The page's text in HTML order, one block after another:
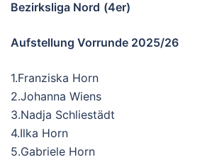
Bezirksliga Nord (4er)
Aufstellung Vorrunde 2025/26
1.Franziska Horn
2.Johanna Wiens
3.Nadja Schliestädt
4.Ilka Horn
5.Gabriele Horn